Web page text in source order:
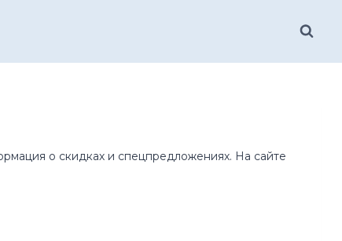
о скидках и спецпредложениях. На сайте